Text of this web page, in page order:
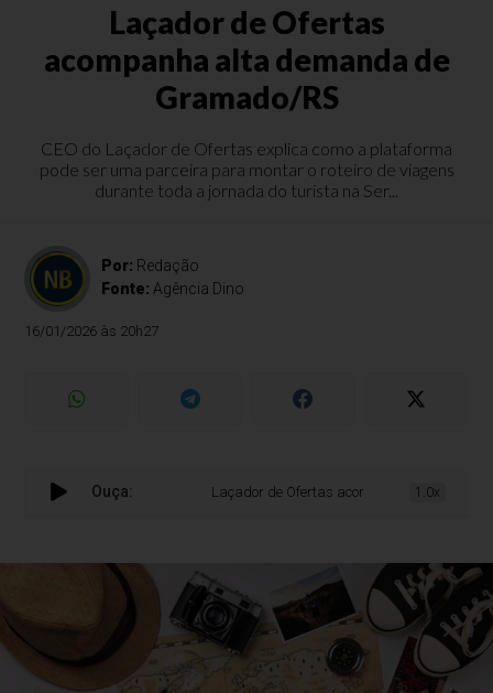
Laçador de Ofertas
acompanha alta demanda de
Gramado/RS
CEO do Laçador de Ofertas explica como a plataforma
pode ser uma parceira para montar o roteiro de viagens
durante toda a jornada do turista na Ser...
Por: Redação
Fonte: Agência Dino
16/01/2026 às 20h27
Ouça: Laçador de Ofertas acompanha alta demanda
1.0x